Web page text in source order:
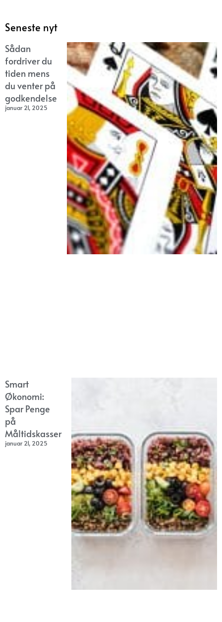
Seneste nyt
Sådan
fordriver du
tiden mens
du venter på
godkendelse
januar 21, 2025
Smart
Økonomi:
Spar Penge
på
Måltidskasser
januar 21, 2025